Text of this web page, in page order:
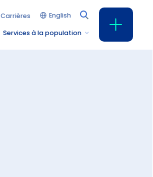
Carrières English
Services à la population